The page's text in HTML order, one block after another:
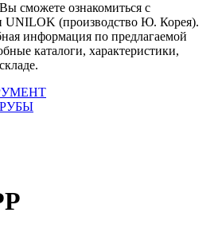
сможете ознакомиться с
UNILOK (производство Ю. Корея).
информация по предлагаемой
каталоги, характеристики,